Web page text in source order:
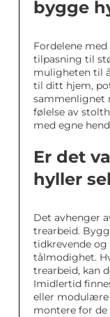
bygge
Fordelene
tilpasning til
muligheten til
til ditt hjem,
sammenlignet
følelse av
med egne
Er det
hyller
Det avhenger
trearbeid.
tidkrevende og
tålmodighet.
trearbeid, kan
Imidlertid
eller modulære
montere for de